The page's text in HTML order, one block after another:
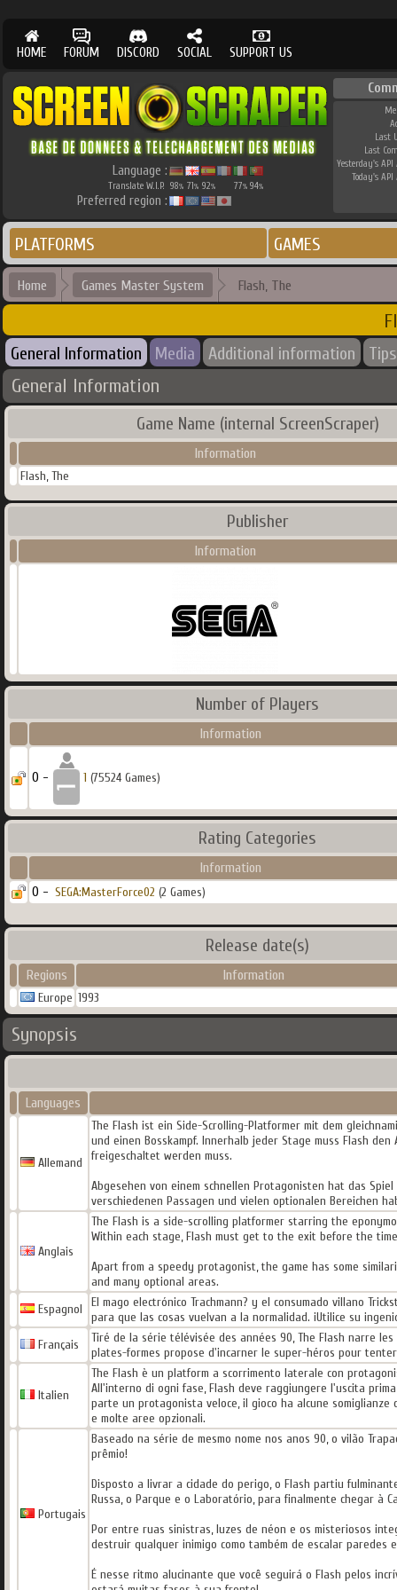
HOME FORUM DISCORD SOCIAL SUPPORT US
Language :
Translate W.I.P. 98% 71% 92% 77% 94%
Preferred region :
Last
Last
Yesterday's API
Today's API
PLATFORMS GAMES
Home Games Master System Flash, The
General Information Media Additional information Tips
General Information
Game Name (internal ScreenScraper)
Information
Flash, The
Publisher
Information
Number of Players
Information
0 - 1 (75524 Games)
Rating Categories
Information
0 - SEGA:MasterForce02 (2 Games)
Release date(s)
Regions Information
Europe 1993
Synopsis
Languages
Allemand
The Flash ist ein Side-Scrolling-Platformer mit dem
und einen Bosskampf. Innerhalb jeder Stage muss Flash
freigeschaltet werden muss.
Abgesehen von einem schnellen Protagonisten hat das
verschiedenen Passagen und vielen optionalen Bereichen
Anglais
The Flash is a side-scrolling platformer starring the
Within each stage, Flash must get to the exit before the
Apart from a speedy protagonist, the game has some
and many optional areas.
Espagnol
El mago electrónico Trachmann? y el consumado villano
para que las cosas vuelvan a la normalidad. ¡Utilice su
Français
Tiré de la série télévisée des années 90, The Flash narre
plates-formes propose d'incarner le super-héros pour
Italien
The Flash è un platform a scorrimento laterale con
All'interno di ogni fase, Flash deve raggiungere l'uscita
parte un protagonista veloce, il gioco ha alcune
e molte aree opzionali.
Portugais
Baseado na série de mesmo nome nos anos 90, o vilão
prêmio!
Disposto a livrar a cidade do perigo, o Flash partiu
Russa, o Parque e o Laboratório, para finalmente chegar à
Por entre ruas sinistras, luzes de néon e os misteriosos
destruir qualquer inimigo como também de escalar paredes
É nesse ritmo alucinante que você seguirá o Flash pelos